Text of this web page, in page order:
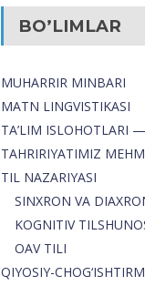
BO’LIMLAR
MUHARRIR MINBARI
MATN LINGVISTIKASI
TA’LIM ISLOHOTLARI
TAHRIRIYATIMIZ
TIL NAZARIYASI
SINXRON VA
KOGNITIV
OAV TILI
QIYOSIY-